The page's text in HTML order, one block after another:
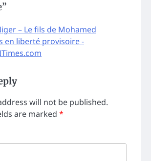
”
– Le fils de Mohamed
en liberté provisoire -
will not be published.
are marked *